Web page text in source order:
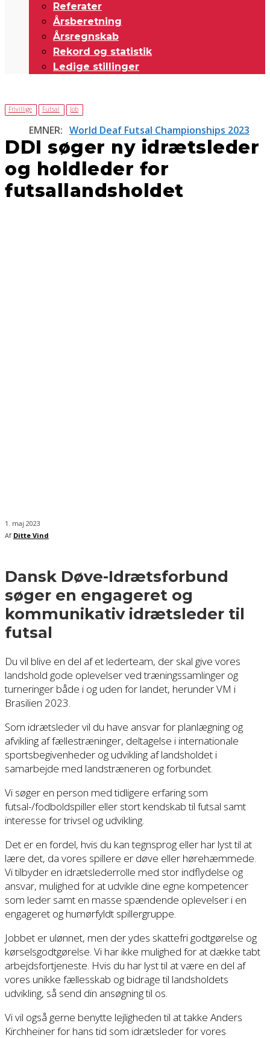
Referater
Årsberetning
Årsregnskab
Rekord og statistik
Ledige stillinger
Frivillige Futsal Job
EMNER: World Deaf Futsal Championships 2023
DDI søger ny idrætsleder
og holdleder for
futsallandsholdet
1. maj 2023
Af Ditte Vind
Dansk Døve-Idrætsforbund
søger en engageret og
kommunikativ idrætsleder til
futsal
Du vil blive en del af et lederteam, der skal give vores
landshold gode oplevelser ved træningssamlinger og
turneringer både i og uden for landet, herunder VM i
Brasilien 2023.
Som idrætsleder vil du have ansvar for planlægning og
afvikling af fællestræninger, deltagelse i internationale
sportsbegivenheder og udvikling af landsholdet i
samarbejde med landstræneren og forbundet.
Vi søger en person med tidligere erfaring som
futsal-/fodboldspiller eller stort kendskab til futsal samt
interesse for trivsel og udvikling.
Det er en fordel, hvis du kan tegnsprog eller har lyst til at
lære det, da vores spillere er døve eller hørehæmmede.
Vi tilbyder en idrætslederrolle med stor indflydelse og
ansvar, mulighed for at udvikle dine egne kompetencer
som leder samt en masse spændende oplevelser i en
engageret og humørfyldt spillergruppe.
Jobbet er ulønnet, men der ydes skattefri godtgørelse og
kørselsgodtgørelse. Vi har ikke mulighed for at dække tabt
arbejdsfortjeneste. Hvis du har lyst til at være en del af
vores unikke fællesskab og bidrage til landsholdets
udvikling, så send din ansøgning til os.
Vi vil også gerne benytte lejligheden til at takke Anders
Kirchheiner for hans tid som idrætsleder for vores